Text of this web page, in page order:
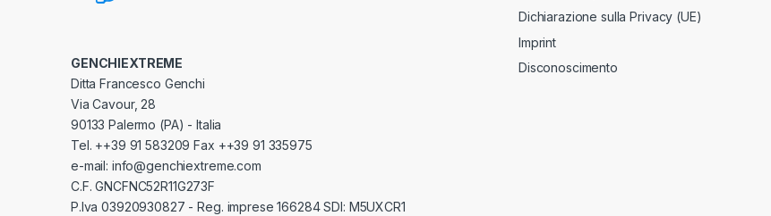
GENCHIEXTREME
Ditta Francesco Genchi
Via Cavour, 28
90133 Palermo (PA) - Italia
Tel. ++39 91 583209 Fax ++39 91 335975
e-mail: info@genchiextreme.com
C.F. GNCFNC52R11G273F
P.Iva 03920930827 - Reg. imprese 166284 SDI: M5UXCR1
Dichiarazione sulla Privacy (UE)
Imprint
Disconoscimento